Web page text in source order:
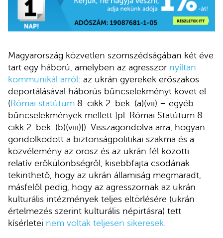
Magyarország közvetlen szomszédságában két éve
tart egy háború, amelyben az agresszor nyíltan
kommunikál arról: az ukrán gyerekek erőszakos
deportálásával háborús bűncselekményt követ el
(Római statútum 8. cikk 2. bek. (a)(vii) – egyéb
bűncselekmények mellett [pl. Római Statútum 8.
cikk 2. bek. (b)(viii)]). Visszagondolva arra, hogyan
gondolkodott a biztonságpolitikai szakma és a
közvélemény az orosz és az ukrán fél közötti
relatív erőkülönbségről, kisebbfajta csodának
tekinthető, hogy az ukrán államiság megmaradt,
másfelől pedig, hogy az agresszornak az ukrán
kulturális intézmények teljes eltörlésére (ukrán
értelmezés szerint kulturális népirtásra) tett
kísérletei nem voltak teljesen sikeresek.